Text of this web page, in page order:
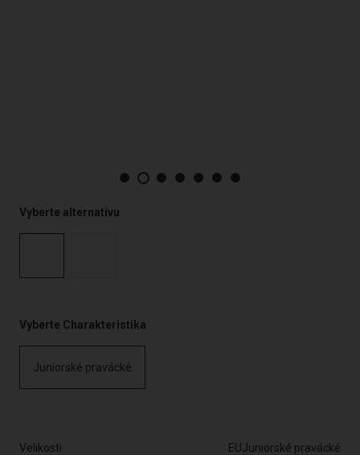
Vyberte alternativu
Vyberte Charakteristika
Juniorské pravácké
Velikosti EUJuniorské pravácké